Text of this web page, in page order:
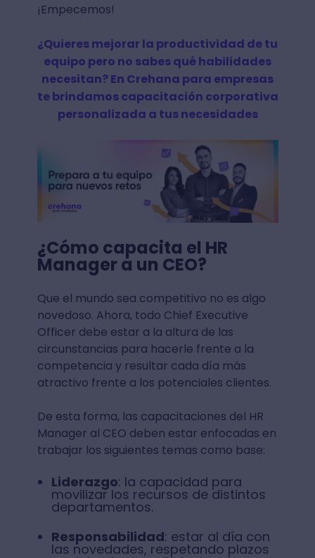
¡Empecemos!
¿Quieres mejorar la productividad de tu
equipo pero no sabes qué habilidades
necesitan? En Crehana para empresas
te brindamos capacitación corporativa
personalizada a tus necesidades
¿Cómo capacita el HR
Manager a un CEO?
Que el mundo sea competitivo no es algo
novedoso. Ahora, todo Chief Executive
Officer debe estar a la altura de las
circunstancias para hacerle frente a la
competencia y resultar cada día más
atractivo frente a los potenciales clientes.
De esta forma, las capacitaciones del HR
Manager al CEO deben estar enfocadas en
trabajar los siguientes temas como base:
Liderazgo: la capacidad para
movilizar los recursos de distintos
departamentos.
Responsabilidad: estar al día con
las novedades, respetando plazos